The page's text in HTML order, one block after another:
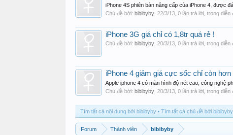
iPhone 4S phiên bản nâng cấp của iPhone 4, được
Chủ đề bởi: bibibyby 22/3/13 , 0 lần trả lời, trong diễn
iPhone 3G giá chỉ có 1,8tr quá rẻ !
Chủ đề bởi: bibibyby 20/3/13 , 0 lần trả lời, trong diễn
iPhone 4 giảm giá cực sốc chỉ còn hơn
Apple iphone 4 có màn hình độ nét cao, công nghệ
Chủ đề bởi: bibibyby 20/3/13 , 0 lần trả lời, trong diễn
Tìm tất cả nội dung bởi bibibyby Tìm tất cả chủ đề bởi bibibyby
Forum Thành viên bibibyby